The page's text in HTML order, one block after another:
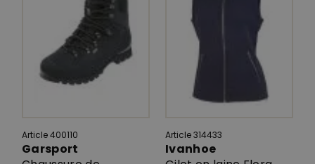
Article 400110
Garsport
Article 314433
Ivanhoe